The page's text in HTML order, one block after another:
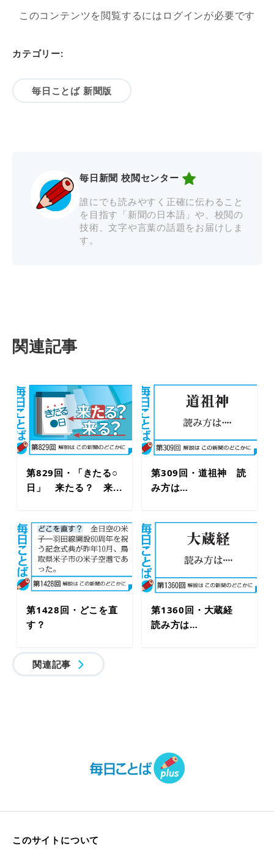
このコンテンツを閲覧するにはログインが必要です
カテゴリー:
毎日ことば 新聞版
毎日新聞 校閲センター
誰にでも読みやすく正確に伝わること
を目指す「新聞の日本語」や、校閲の
技術、文字や言葉の話題をお届けしま
す。
関連記事
第829回・「きたる○
日」 来たる？ 来...
第309回・道祖神 読
み方は…
第1428回・どこを直
す？
第1360回・大蔵経
読み方は…
関連記事
このサイトについて